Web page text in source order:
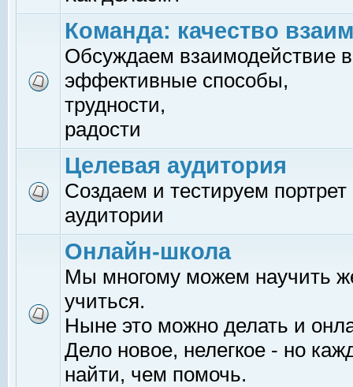
Команда: качество
Обсуждаем взаимодействие
эффективные способы,
трудности,
радости
Целевая аудитория
Создаем и тестируем
аудитории
Онлайн-школа
Мы многому можем научить
учиться.
Ныне это можно делать и
Дело новое, нелегкое - но
найти, чем помочь.